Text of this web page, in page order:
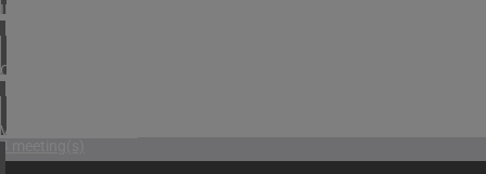
IERLAND
1 meeting(s)
CHILI
1 meeting(s)
VERENIGDE STATEN
4 meeting(s)